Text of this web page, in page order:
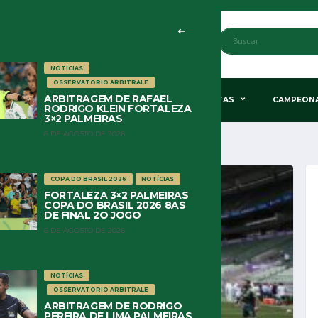
& POLÍTICA HISTÓRIA COLUNISTAS
NOTÍCIAS
OSSERVATORIO ARBITRALE
ARBITRAGEM DE RAFAEL
RODRIGO KLEIN FORTALEZA
3×2 PALMEIRAS
6 DE AGOSTO DE 2026
COPA DO BRASIL 2026 NOTÍCIAS
FORTALEZA 3×2 PALMEIRAS
COPA DO BRASIL 2026 8AS
DE FINAL 2O JOGO
6 DE AGOSTO DE 2026
NOTÍCIAS
OSSERVATORIO ARBITRALE
ARBITRAGEM DE RODRIGO